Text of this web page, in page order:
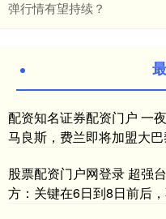
弹行情有望持续？
配资知名证券配资门户 一
马良斯，费兰即将加盟大巴
股票配资门户网登录 超强
方：关键在6日到8日前后